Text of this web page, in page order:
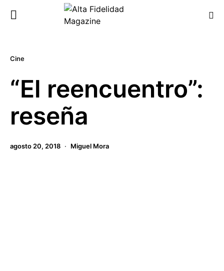
Cine
“El reencuentro”:
reseña
agosto 20, 2018 Miguel Mora